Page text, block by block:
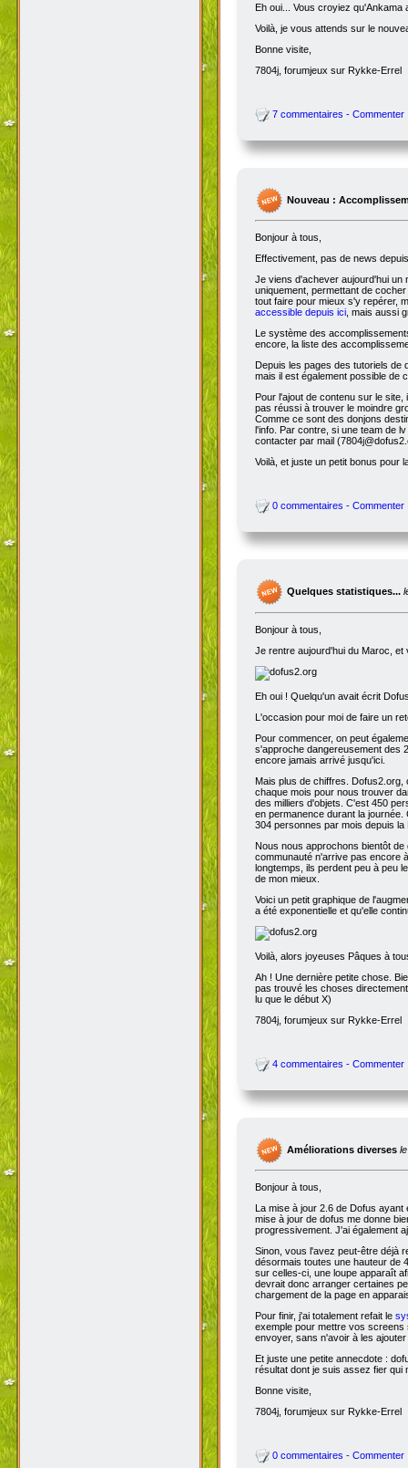
Eh oui... Vous croyiez
Voilà, je vous attends sur le
Bonne visite,
7804j, forumjeux sur Rykke-Errel
7 commentaires - Commenter
Nouveau :
Bonjour à tous,
Effectivement, pas de news
Je viens d'achever aujourd'hui
uniquement, permettant de
tout faire pour mieux s'y repérer,
accessible depuis ici, mais aussi
Le système des
encore, la liste des
Depuis les pages des tutoriels de
mais il est également possible de
Pour l'ajout de contenu sur le
pas réussi à trouver le moindre
Comme ce sont des donjons
l'info. Par contre, si une team de
contacter par mail
Voilà, et juste un petit bonus pour
0 commentaires - Commenter
Quelques statistiques...
Bonjour à tous,
Je rentre aujourd'hui du Maroc, et
Eh oui ! Quelqu'un avait écrit
L'occasion pour moi de faire un
Pour commencer, on peut
s'approche dangereusement des
encore jamais arrivé jusqu'ici.
Mais plus de chiffres.
chaque mois pour nous trouver
des milliers d'objets. C'est 450
en permanence durant la
304 personnes par mois depuis
Nous nous approchons bientôt
communauté n'arrive pas encore
longtemps, ils perdent peu à peu
de mon mieux.
Voici un petit graphique de
a été exponentielle et qu'elle
Voilà, alors joyeuses Pâques à
Ah ! Une dernière petite chose.
pas trouvé les choses
lu que le début X)
7804j, forumjeux sur Rykke-Errel
4 commentaires - Commenter
Améliorations diverses
Bonjour à tous,
La mise à jour 2.6 de Dofus
mise à jour de dofus me donne
progressivement. J'ai également
Sinon, vous l'avez peut-être déjà
désormais toutes une hauteur de
sur celles-ci, une loupe apparaît
devrait donc arranger certaines
chargement de la page en
Pour finir, j'ai totalement refait le
exemple pour mettre vos
envoyer, sans n'avoir à les
Et juste une petite annecdote :
résultat dont je suis assez fier qui
Bonne visite,
7804j, forumjeux sur Rykke-Errel
0 commentaires - Commenter